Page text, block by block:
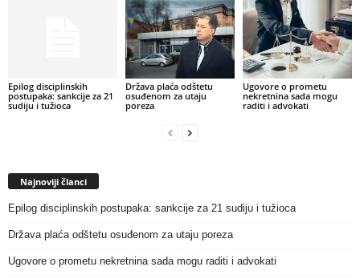
Epilog disciplinskih
postupaka: sankcije za 21
sudiju i tužioca
Država plaća odštetu
osuđenom za utaju
poreza
Ugovore o prometu
nekretnina sada mogu
raditi i advokati
Najnoviji članci
Epilog disciplinskih postupaka: sankcije za 21 sudiju i tužioca
Država plaća odštetu osuđenom za utaju poreza
Ugovore o prometu nekretnina sada mogu raditi i advokati